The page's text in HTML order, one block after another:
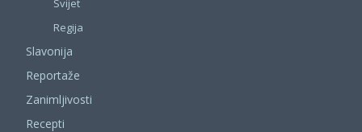
Regija
Slavonija
Reportaže
Zanimljivosti
Recepti